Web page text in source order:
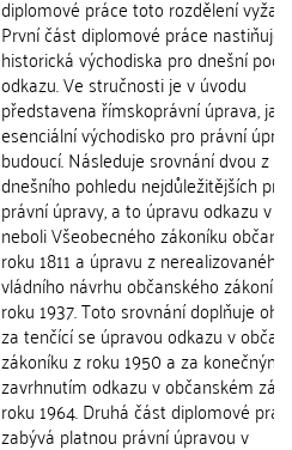
diplomové práce toto rozdělení
První část diplomové práce nastiňuje
historická východiska pro dnešní
odkazu. Ve stručnosti je v úvodu
představena římskoprávní úprava,
esenciální východisko pro právní
budoucí. Následuje srovnání dvou z
dnešního pohledu nejdůležitějších
právní úpravy, a to úpravu odkazu v
neboli Všeobecného zákoníku
roku 1811 a úpravu z nerealizovaného
vládního návrhu občanského
roku 1937. Toto srovnání doplňuje
za tenčící se úpravou odkazu v
zákoníku z roku 1950 a za konečným
zavrhnutím odkazu v občanském
roku 1964. Druhá část diplomové
zabývá platnou právní úpravou v